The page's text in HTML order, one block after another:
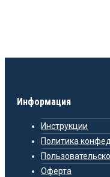
Информация
Инструкции
Политика
Оферта